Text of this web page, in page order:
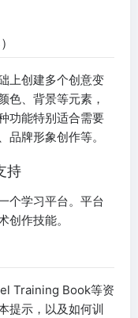
上创建多个创意变
色、背景等元素，
功能特别适合需要
品牌形象创作等。
持
个学习平台。平台
创作技能。
Training Book等资
提示，以及如何训